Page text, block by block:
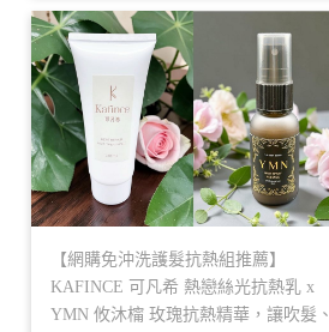
【網購免沖洗護髮抗熱組推薦】
KAFINCE 可凡希 熱戀絲光抗熱乳 x
YMN 攸沐橣 玫瑰抗熱精華，讓吹髮、